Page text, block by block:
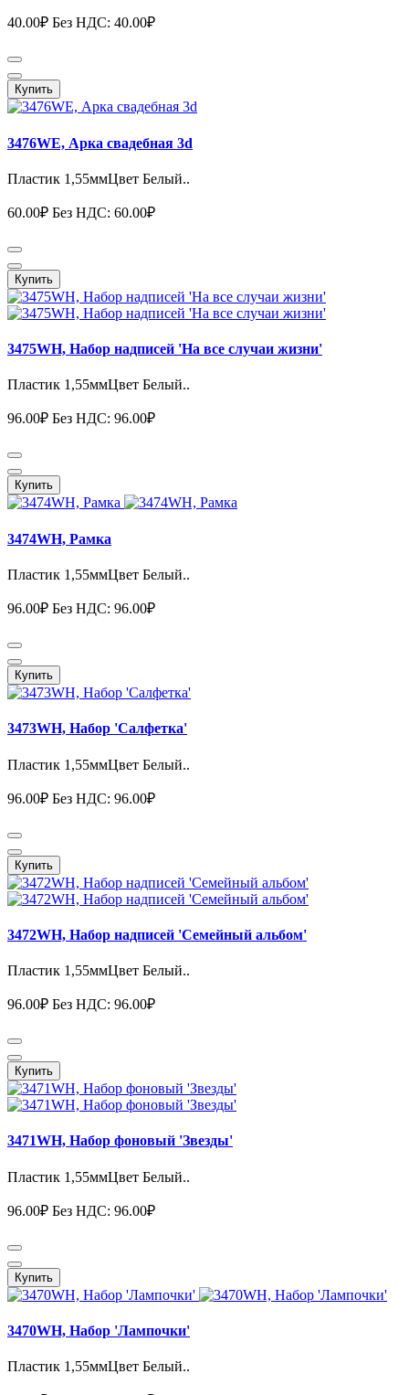
40.00₽ Без НДС: 40.00₽
Купить
3476WE, Арка свадебная 3d
Пластик 1,55ммЦвет Белый..
60.00₽ Без НДС: 60.00₽
Купить
3475WH, Набор надписей 'На все случаи жизни'
Пластик 1,55ммЦвет Белый..
96.00₽ Без НДС: 96.00₽
Купить
3474WH, Рамка
Пластик 1,55ммЦвет Белый..
96.00₽ Без НДС: 96.00₽
Купить
3473WH, Набор 'Салфетка'
Пластик 1,55ммЦвет Белый..
96.00₽ Без НДС: 96.00₽
Купить
3472WH, Набор надписей 'Семейный альбом'
Пластик 1,55ммЦвет Белый..
96.00₽ Без НДС: 96.00₽
Купить
3471WH, Набор фоновый 'Звезды'
Пластик 1,55ммЦвет Белый..
96.00₽ Без НДС: 96.00₽
Купить
3470WH, Набор 'Лампочки'
Пластик 1,55ммЦвет Белый..